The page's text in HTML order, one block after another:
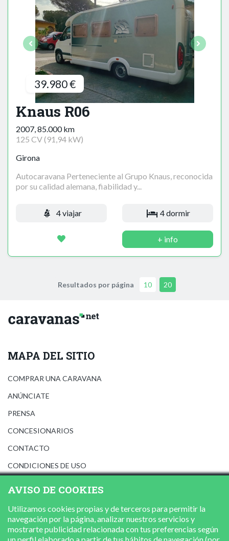
39.980 €
Knaus R06
2007, 85.000 km
125 CV (91,94 kW)
Girona
Autocaravana Perteneciente al Grupo Knaus, reconocida
por su calidad alemana, fiabilidad y...
4 viajar 4 dormir
+ info
Resultados por página 10 20
MAPA DEL SITIO
COMPRAR UNA CARAVANA
ANÚNCIATE
PRENSA
CONCESIONARIOS
CONTACTO
CONDICIONES DE USO
POLÍTICA DE COOKIES
AVISO DE COOKIES
Utilizamos cookies propias y de terceros para permitir la
navegación por la página, analizar nuestros servicios y
mostrarte publicidad relacionada con tus preferencias según